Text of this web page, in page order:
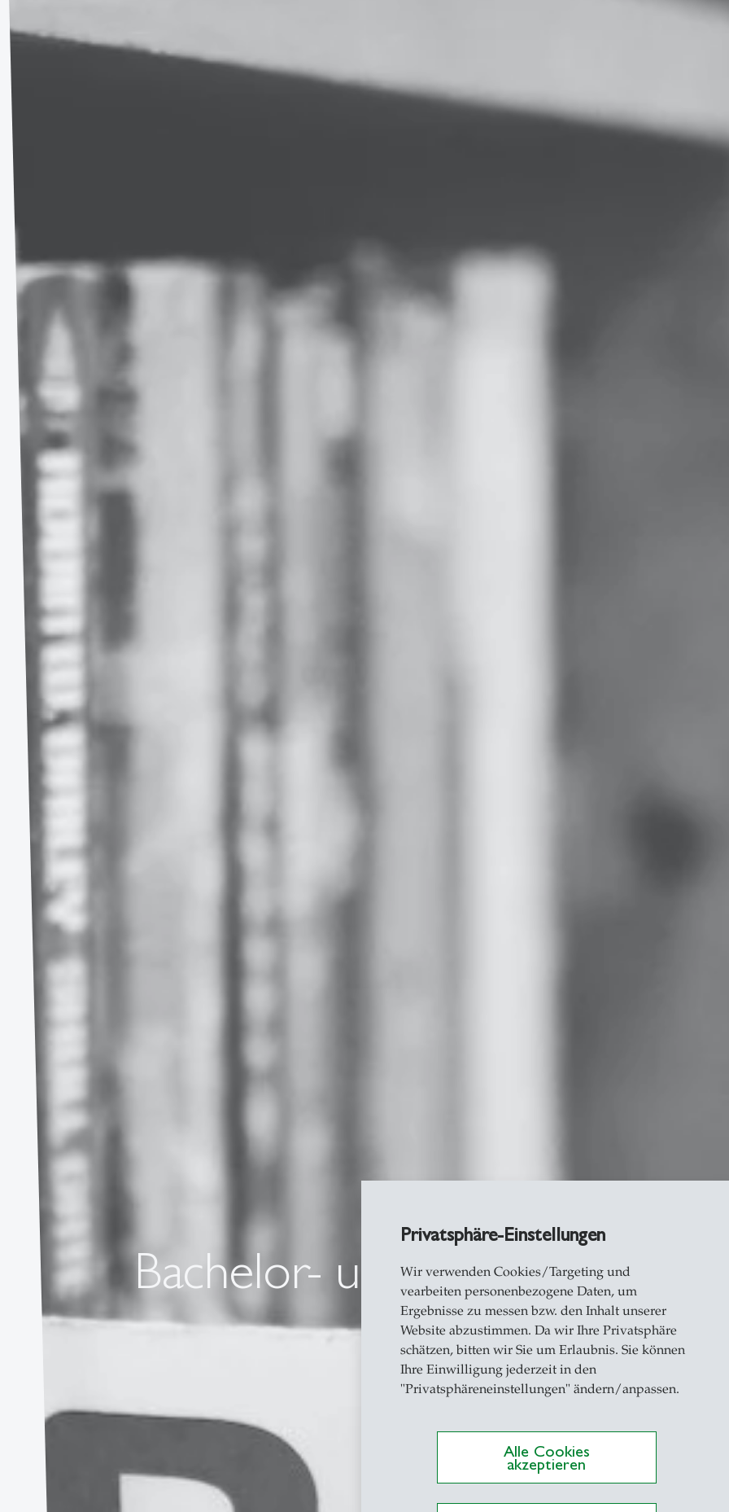
Privatsphäre-Einstellungen
Wir verwenden Cookies/Targeting und
vearbeiten personenbezogene Daten, um
Ergebnisse zu messen bzw. den Inhalt unserer
Website abzustimmen. Da wir Ihre Privatsphäre
schätzen, bitten wir Sie um Erlaubnis. Sie können
Ihre Einwilligung jederzeit in den
"Privatsphäreneinstellungen" ändern/anpassen.
Alle Cookies
akzeptieren
Bachelor- und